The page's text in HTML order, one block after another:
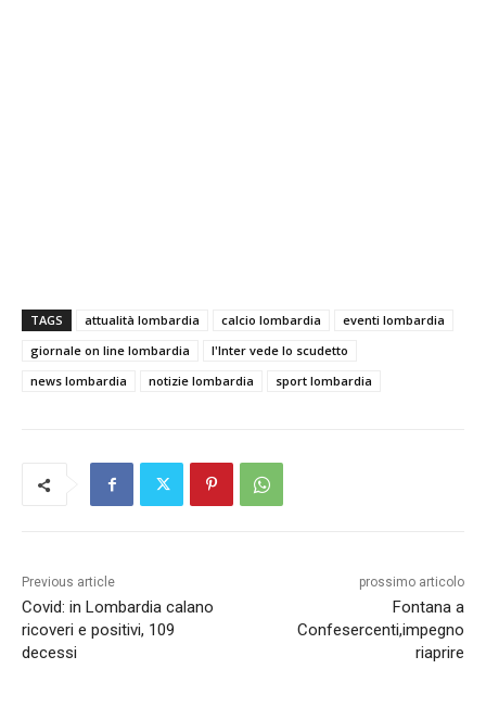
TAGS attualità lombardia calcio lombardia
eventi lombardia
giornale on line lombardia
l'Inter vede lo scudetto
news lombardia
notizie lombardia sport lombardia
Previous article
Covid: in Lombardia calano
ricoveri e positivi, 109
decessi
prossimo articolo
Fontana a
Confesercenti,impegno
riaprire